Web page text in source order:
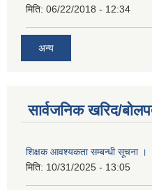
मिति: 06/22/2018 - 12:34
अन्य
सार्वजनिक खरिद/
शिक्षक आवश्यकता सम्बन्धी सूचना ।
मिति: 10/31/2025 - 13:05